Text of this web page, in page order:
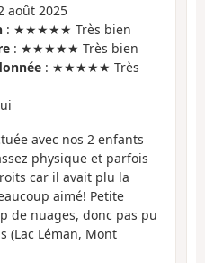
août 2025
: ★★★★★ Très bien
: ★★★★★ Très bien
: ★★★★★ Très
avec nos 2 enfants
physique et parfois
car il avait plu la
aimé! Petite
de nuages, donc pas pu
(Lac Léman, Mont